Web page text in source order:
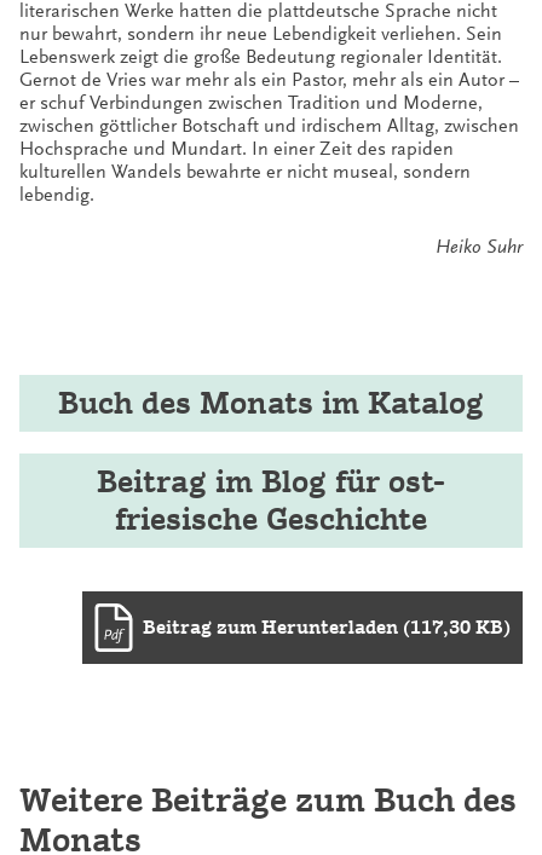
literarischen Werke hatten die plattdeutsche Sprache nicht
nur bewahrt, sondern ihr neue Lebendigkeit verliehen. Sein
Lebenswerk zeigt die große Bedeutung regionaler Identität.
Gernot de Vries war mehr als ein Pastor, mehr als ein Autor –
er schuf Verbindungen zwischen Tradition und Moderne,
zwischen göttlicher Botschaft und irdischem Alltag, zwischen
Hochsprache und Mundart. In einer Zeit des rapiden
kulturellen Wandels bewahrte er nicht museal, sondern
lebendig.
Heiko Suhr
Buch des Monats im Katalog
Beitrag im Blog für ost-
friesische Geschichte
Beitrag zum Herunterladen (117,30 KB)
Weitere Beiträge zum Buch des
Monats